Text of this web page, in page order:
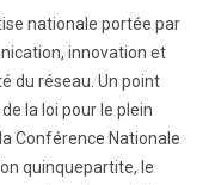
nationale portée par
innovation et
du réseau. Un point
la loi pour le plein
Conférence Nationale
quinquepartite, le